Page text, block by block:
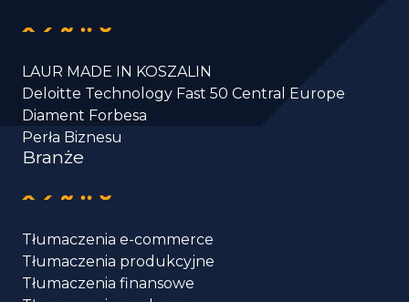
LAUR MADE IN KOSZALIN
Deloitte Technology Fast 50 Central Europe
Diament Forbesa
Perła Biznesu
Branże
Tłumaczenia e-commerce
Tłumaczenia produkcyjne
Tłumaczenia finansowe